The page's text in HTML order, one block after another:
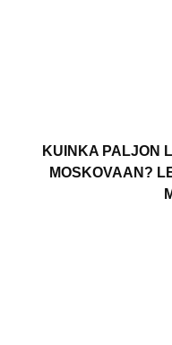
KUINKA PALJON
MOSKOVAAN?